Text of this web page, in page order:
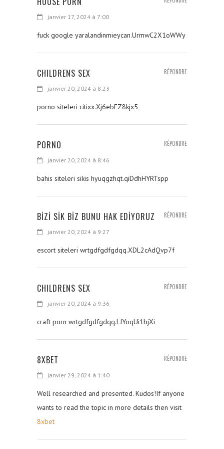
janvier 17, 2024 à 7:00
fuck google yaralandinmieycan.UrmwC2X1oWWy
CHILDRENS SEX
janvier 20, 2024 à 8:23
porno siteleri citixx.Xj6ebFZ8kjx5
RÉPONDRE
PORNO
janvier 20, 2024 à 8:46
bahis siteleri sikis hyuqgzhqt.qiDdhHYRTspp
RÉPONDRE
BİZİ SİK BİZ BUNU HAK EDİYORUZ
janvier 20, 2024 à 9:27
escort siteleri wrtgdfgdfgdqq.XDL2cAdQvp7f
RÉPONDRE
CHILDRENS SEX
janvier 20, 2024 à 9:36
craft porn wrtgdfgdfgdqq.LJYoqUi1bjXi
RÉPONDRE
8XBET
janvier 29, 2024 à 1:40
Well researched and presented. Kudos!If anyone
wants to read the topic in more details then visit
8xbet
RÉPONDRE